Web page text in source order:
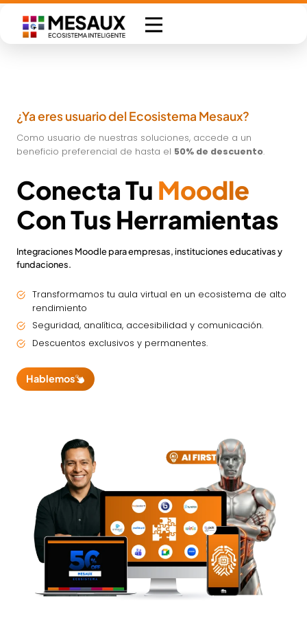
Saltar
contenido
¿Ya eres usuario del Ecosistema Mesaux?
Como usuario de nuestras soluciones, accede a un
beneficio preferencial de hasta el 50% de descuento.
Conecta Tu Moodle
Con Tus Herramientas
Integraciones Moodle para empresas, instituciones educativas y
fundaciones.
Transformamos tu aula virtual en un ecosistema de alto
rendimiento
Seguridad, analítica, accesibilidad y comunicación.
Descuentos exclusivos y permanentes.
Hablemos